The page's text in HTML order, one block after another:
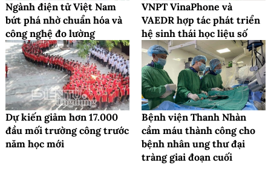
Ngành điện tử Việt Nam
bứt phá nhờ chuẩn hóa và
công nghệ đo lường
VNPT VinaPhone và
VAEDR hợp tác phát triển
hệ sinh thái học liệu số
Dự kiến giảm hơn 17.000
đầu mối trường công trước
năm học mới
Bệnh viện Thanh Nhàn
cầm máu thành công cho
bệnh nhân ung thư đại
tràng giai đoạn cuối